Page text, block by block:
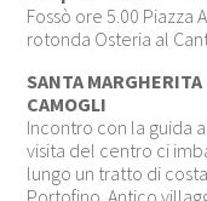
Fossò ore 5.00 Piazza
rotonda Osteria al
SANTA
CAMOGLI
Incontro con la guida
visita del centro ci
lungo un tratto di
Portofino. Antico